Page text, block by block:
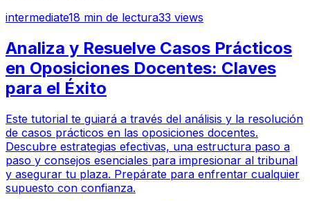
intermediate18 min de lectura33 views
Analiza y Resuelve Casos Prácticos
en Oposiciones Docentes: Claves
para el Éxito
Este tutorial te guiará a través del análisis y la resolución
de casos prácticos en las oposiciones docentes.
Descubre estrategias efectivas, una estructura paso a
paso y consejos esenciales para impresionar al tribunal
y asegurar tu plaza. Prepárate para enfrentar cualquier
supuesto con confianza.